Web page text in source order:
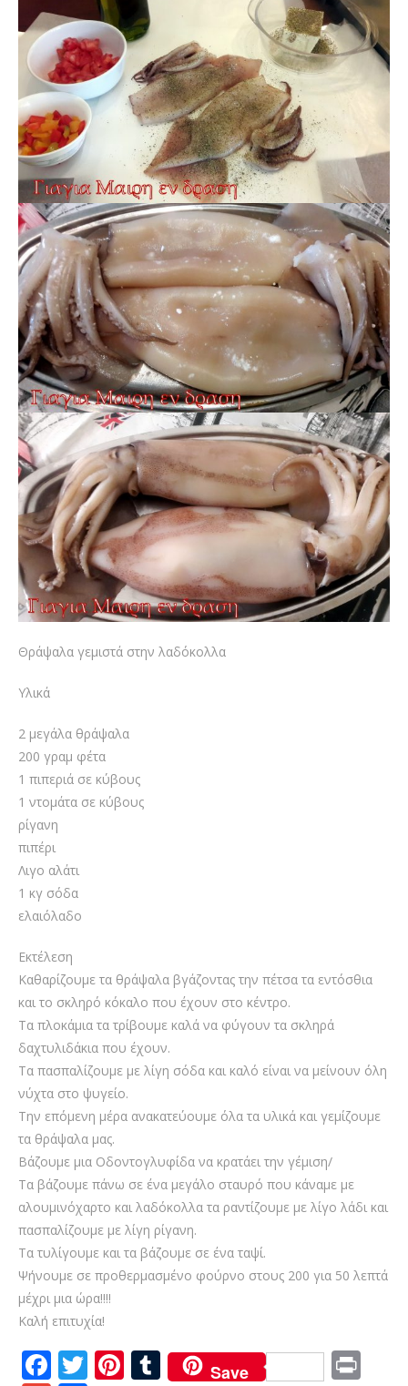
Θράψαλα γεμιστά στην λαδόκολλα
Υλικά
2 μεγάλα θράψαλα
200 γραμ φέτα
1 πιπεριά σε κύβους
1 ντομάτα σε κύβους
ρίγανη
πιπέρι
Λιγο αλάτι
1 κγ σόδα
ελαιόλαδο
Εκτέλεση
Καθαρίζουμε τα θράψαλα βγάζοντας την πέτσα τα εντόσθια
και το σκληρό κόκαλο που έχουν στο κέντρο.
Τα πλοκάμια τα τρίβουμε καλά να φύγουν τα σκληρά
δαχτυλιδάκια που έχουν.
Τα πασπαλίζουμε με λίγη σόδα και καλό είναι να μείνουν όλη
νύχτα στο ψυγείο.
Την επόμενη μέρα ανακατεύουμε όλα τα υλικά και γεμίζουμε
τα θράψαλα μας.
Βάζουμε μια Οδοντογλυφίδα να κρατάει την γέμιση/
Τα βάζουμε πάνω σε ένα μεγάλο σταυρό που κάναμε με
αλουμινόχαρτο και λαδόκολλα τα ραντίζουμε με λίγο λάδι και
πασπαλίζουμε με λίγη ρίγανη.
Τα τυλίγουμε και τα βάζουμε σε ένα ταψί.
Ψήνουμε σε προθερμασμένο φούρνο στους 200 για 50 λεπτά
μέχρι μια ώρα!!!!
Καλή επιτυχία!
F T Pi T Save